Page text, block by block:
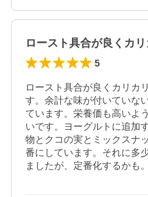
5
ロースト具合が良くカリカ
す。余計な味が付いていな
ています。栄養価も高いよ
いです。ヨーグルトに追加
物とクコの実とミックスナ
番にしています。それに多
ましたが、定番化するかも。